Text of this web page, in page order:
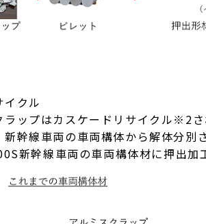
クル
ップはカスケードリサイクル※2さ
幹線車両の車両構体から解体分
新幹線車両の車両構体材に押出加